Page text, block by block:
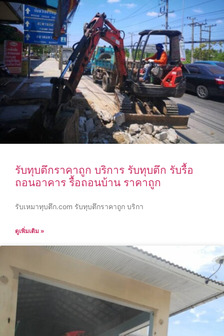
รับทุบตึกราคาถูก บริการ รับทุบตึก รับรื้อ
ถอนอาคาร รื้อถอนบ้าน ราคาถูก
รับเหมาทุบตึก.com รับทุบตึกราคาถูก บริกา
ดูเพิ่มเติม »